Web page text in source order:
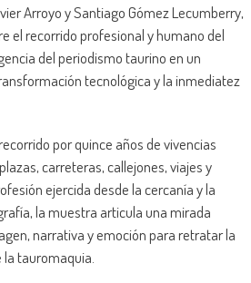
Arroyo y Santiago Gómez Lecumberry,
el recorrido profesional y humano del
del periodismo taurino en un
tecnológica y la inmediatez
por quince años de vivencias
carreteras, callejones, viajes y
ejercida desde la cercanía y la
la muestra articula una mirada
narrativa y emoción para retratar la
tauromaquia.